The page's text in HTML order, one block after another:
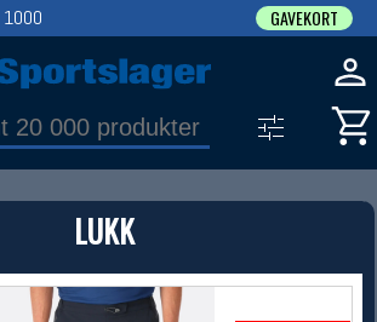
LUKK
1000 GAVEKORT
PRODUKT
Produkter (1)
Bruk filter til å spisse søket